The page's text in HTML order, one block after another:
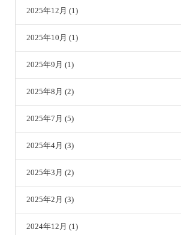
2025年12月 (1)
2025年10月 (1)
2025年9月 (1)
2025年8月 (2)
2025年7月 (5)
2025年4月 (3)
2025年3月 (2)
2025年2月 (3)
2024年12月 (1)